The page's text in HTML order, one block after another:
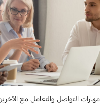
مهارات التواصل والتعامل مع